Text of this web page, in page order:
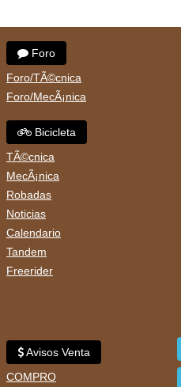
Foro
Foro/TÃ©cnica
Foro/MecÃ¡nica
Bicicleta
TÃ©cnica
MecÃ¡nica
Robadas
Noticias
Calendario
Tandem
Freerider
Avisos Venta
COMPRO